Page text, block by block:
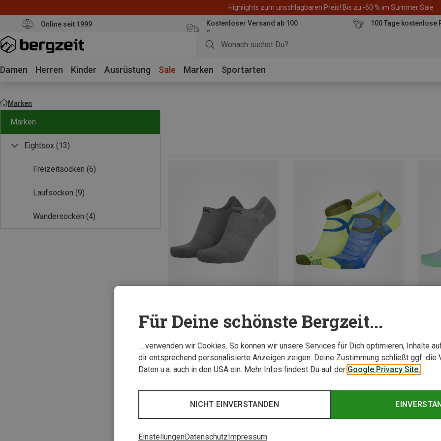
Highlights zum unschlagbaren Preis! Bis zu -60 % im Summer Sale
Online seit 1999
Kostenloser Versand ab 100
Euro
100 Tage kostenlose
Damen Herren Kinder Ausrüstung Sale Marken Sportarten
Marken
Marken
Eightsox (13)
Freizeitsocken (6)
Laufsocken (9)
Wandersocken (4)
Größen
Sneaker Merino Socken 2er Pack
12,95 €
35|36|37|38
39|40|41
+3
Sport Color 3 Socken 2er Pack
13,76 €
35|36|37|38
39|40|41
Sport
13,76 €
Für Deine schönste Bergzeit...
… verwenden wir Cookies. So können wir unsere Services für Dich optimieren, Inhalte
dir entsprechend personalisierte Anzeigen zeigen. Deine Zustimmung schließt ggf. die
Daten u.a. auch in den USA ein. Mehr Infos findest Du auf der Google Privacy Site.
NICHT EINVERSTANDEN
EinstellungenDatenschutz Impressum